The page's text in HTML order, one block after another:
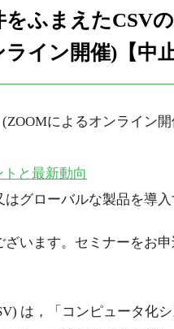
をふまえたCSV
イン開催)【中止
によるオンライン開
と最新動向
グローバルな製品を導
います。セミナーをお
は，「コンピュータ化